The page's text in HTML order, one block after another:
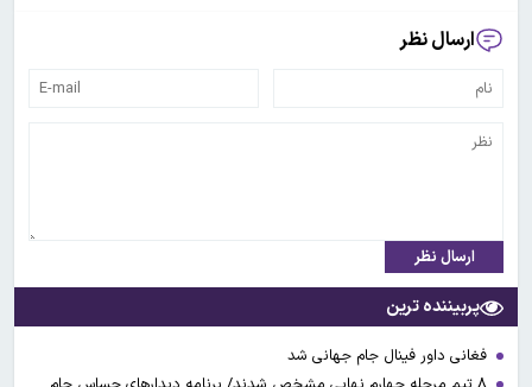
ارسال نظر
ارسال نظر
پربیننده ترین
فغانی داور فینال جام جهانی شد